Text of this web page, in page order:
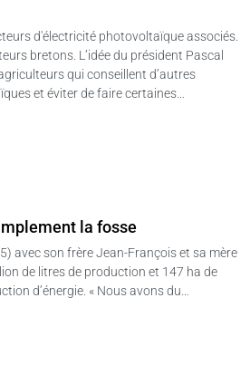
d'électricité photovoltaïque associés.
bretons. L’idée du président Pascal
qui conseillent d’autres
et éviter de faire certaines…
la fosse
avec son frère Jean-François et sa mère
de litres de production et 147 ha de
d’énergie. « Nous avons du…